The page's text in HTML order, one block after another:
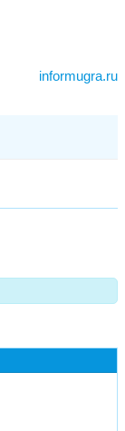
informugra.ru